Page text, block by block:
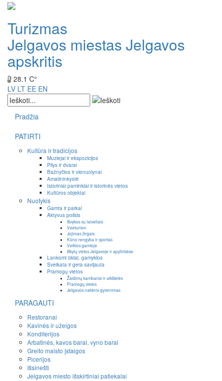
Turizmas
Jelgavos miestas Jelgavos
apskritis
28.1 C°
LV LT EE EN
Pradžia
PATIRTI
Kultūra ir tradicijos
Muziejai ir ekspozicijos
Pilys ir dvarai
Bažnyčios ir vienuolynai
Amatininkystė
Istoriniai paminklai ir istorinės vietos
Kultūros objektai
Nuotykis
Gamta ir parkai
Aktyvus poilsis
Išvykos su laiveliais
Veeturism
Jojimas žirgais
Kūno rengyba ir sportas
Veiklos gamtoje
Iškylų vietos Jelgavoje ir apylinkėse
Lankomi ūkiai, gamyklos
Sveikata ir gera savijauta
Pramogų vietos
Žaidimų kambariai ir aikštelės
Pramogų vietos
Jelgavos naktinis gyvenimas
PARAGAUTI
Restoranai
Kavinės ir užeigos
Konditerijos
Arbatinės, kavos barai, vyno barai
Greito maisto įstaigos
Picerijos
Išsinešti
Jelgavos miesto išskirtiniai patiekalai